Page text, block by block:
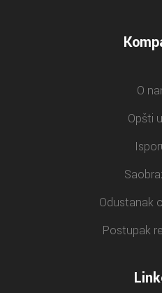
O
Opšti
Odustanak
Postupak